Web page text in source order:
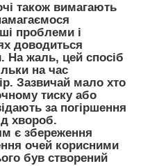
також вимагають
проблеми і
доводиться
На жаль, цей спосіб
на час
Зазвичай мало хто
тиску або
за погіршення
хвороб.
є збереження
очей корисними
був створений